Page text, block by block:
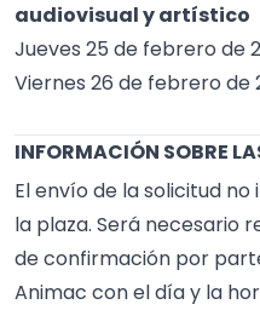
audiovisual y artístico
Jueves 25 de febrero de
Viernes 26 de febrero de
INFORMACIÓN SOBRE
El envío de la solicitud
la plaza. Será necesario
de confirmación por
Animac con el día y la